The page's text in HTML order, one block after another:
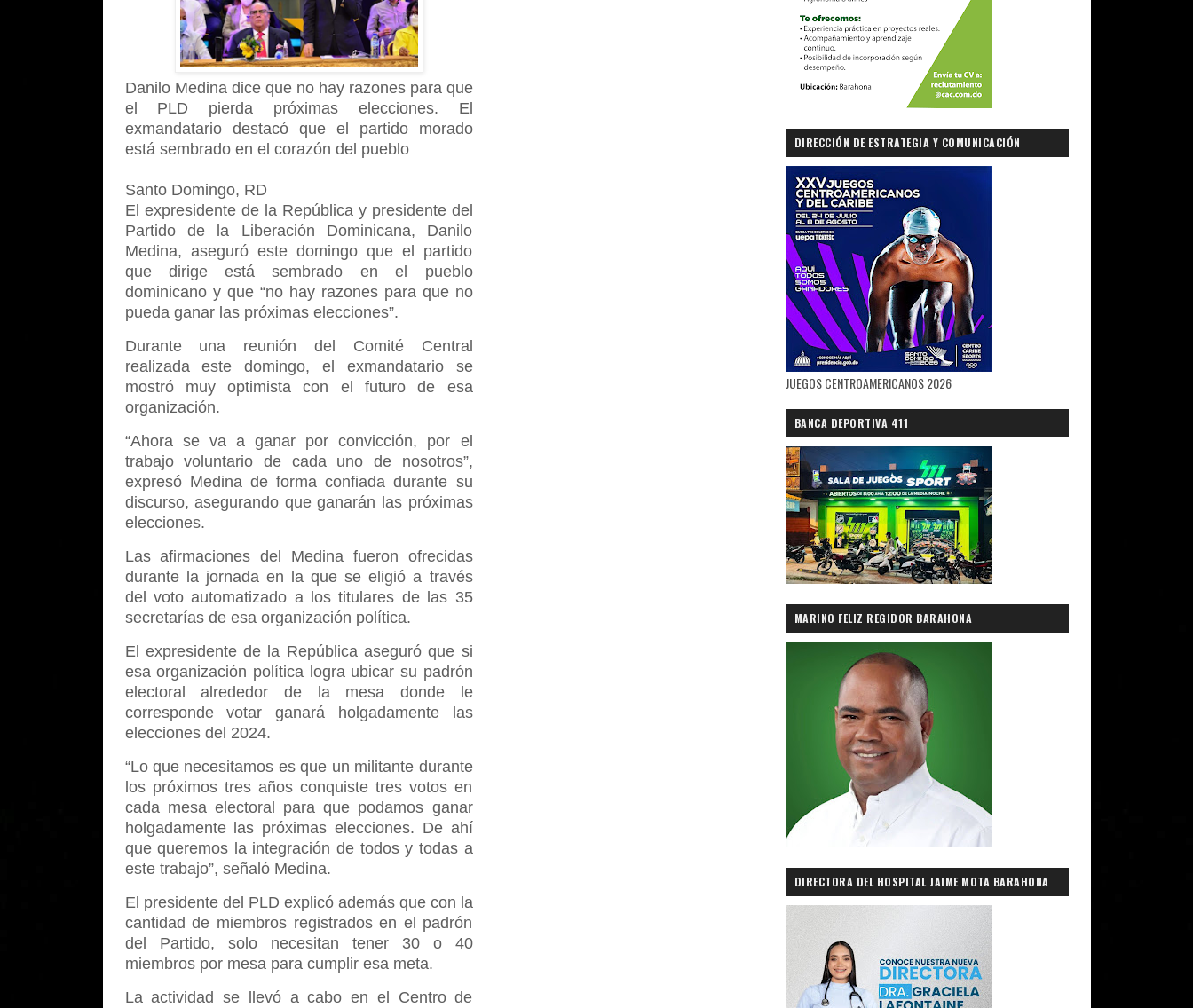
Danilo Medina dice que no hay razones para que
el PLD pierda próximas elecciones. El
exmandatario destacó que el partido morado
está sembrado en el corazón del pueblo
Santo Domingo, RD
El expresidente de la República y presidente del
Partido de la Liberación Dominicana, Danilo
Medina, aseguró este domingo que el partido
que dirige está sembrado en el pueblo
dominicano y que “no hay razones para que no
pueda ganar las próximas elecciones”.
Durante una reunión del Comité Central
realizada este domingo, el exmandatario se
mostró muy optimista con el futuro de esa
organización.
“Ahora se va a ganar por convicción, por el
trabajo voluntario de cada uno de nosotros”,
expresó Medina de forma confiada durante su
discurso, asegurando que ganarán las próximas
elecciones.
Las afirmaciones del Medina fueron ofrecidas
durante la jornada en la que se eligió a través
del voto automatizado a los titulares de las 35
secretarías de esa organización política.
El expresidente de la República aseguró que si
esa organización política logra ubicar su padrón
electoral alrededor de la mesa donde le
corresponde votar ganará holgadamente las
elecciones del 2024.
“Lo que necesitamos es que un militante durante
los próximos tres años conquiste tres votos en
cada mesa electoral para que podamos ganar
holgadamente las próximas elecciones. De ahí
que queremos la integración de todos y todas a
este trabajo”, señaló Medina.
El presidente del PLD explicó además que con la
cantidad de miembros registrados en el padrón
del Partido, solo necesitan tener 30 o 40
miembros por mesa para cumplir esa meta.
La actividad se llevó a cabo en el Centro de
DIRECCIÓN DE ESTRATEGIA Y COMUNICACIÓN
GUBERNAMENTAL
JUEGOS CENTROAMERICANOS 2026
BANCA DEPORTIVA 411
MARINO FELIZ REGIDOR BARAHONA
DIRECTORA DEL HOSPITAL JAIME MOTA BARAHONA